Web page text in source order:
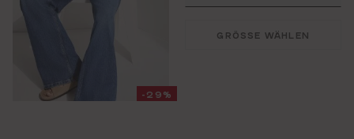
-29%
GRÖSSE WÄHLEN